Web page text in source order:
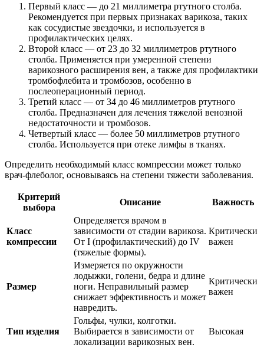
Первый класс — до 21 миллиметра ртутного столба.
Рекомендуется при первых признаках варикоза, таких
как сосудистые звездочки, и используется в
профилактических целях.
Второй класс — от 23 до 32 миллиметров ртутного
столба. Применяется при умеренной степени
варикозного расширения вен, а также для профилактики
тромбофлебита и тромбозов, особенно в
послеоперационный период.
Третий класс — от 34 до 46 миллиметров ртутного
столба. Предназначен для лечения тяжелой венозной
недостаточности и тромбозов.
Четвертый класс — более 50 миллиметров ртутного
столба. Используется при отеке лимфы в тканях.
Определить необходимый класс компрессии может только
врач-флеболог, основываясь на степени тяжести заболевания.
Критерий
выбора
Описание Важность
Класс
компрессии
Определяется врачом в
зависимости от стадии варикоза.
От I (профилактический) до IV
(тяжелые формы).
Критически
важен
Размер
Измеряется по окружности
лодыжки, голени, бедра и длине
ноги. Неправильный размер
снижает эффективность и может
навредить.
Критически
важен
Тип изделия
Гольфы, чулки, колготки.
Выбирается в зависимости от
локализации варикозных вен.
Высокая